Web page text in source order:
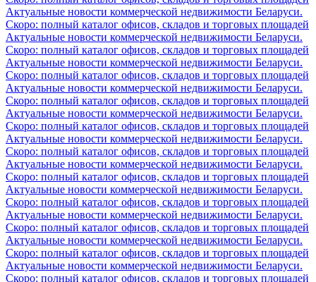
Актуальные новости коммерческой недвижимости Беларуси.
Скоро: полный каталог офисов, складов и торговых площадей
Актуальные новости коммерческой недвижимости Беларуси.
Скоро: полный каталог офисов, складов и торговых площадей
Актуальные новости коммерческой недвижимости Беларуси.
Скоро: полный каталог офисов, складов и торговых площадей
Актуальные новости коммерческой недвижимости Беларуси.
Скоро: полный каталог офисов, складов и торговых площадей
Актуальные новости коммерческой недвижимости Беларуси.
Скоро: полный каталог офисов, складов и торговых площадей
Актуальные новости коммерческой недвижимости Беларуси.
Скоро: полный каталог офисов, складов и торговых площадей
Актуальные новости коммерческой недвижимости Беларуси.
Скоро: полный каталог офисов, складов и торговых площадей
Актуальные новости коммерческой недвижимости Беларуси.
Скоро: полный каталог офисов, складов и торговых площадей
Актуальные новости коммерческой недвижимости Беларуси.
Скоро: полный каталог офисов, складов и торговых площадей
Актуальные новости коммерческой недвижимости Беларуси.
Скоро: полный каталог офисов, складов и торговых площадей
Актуальные новости коммерческой недвижимости Беларуси.
Скоро: полный каталог офисов, складов и торговых площадей